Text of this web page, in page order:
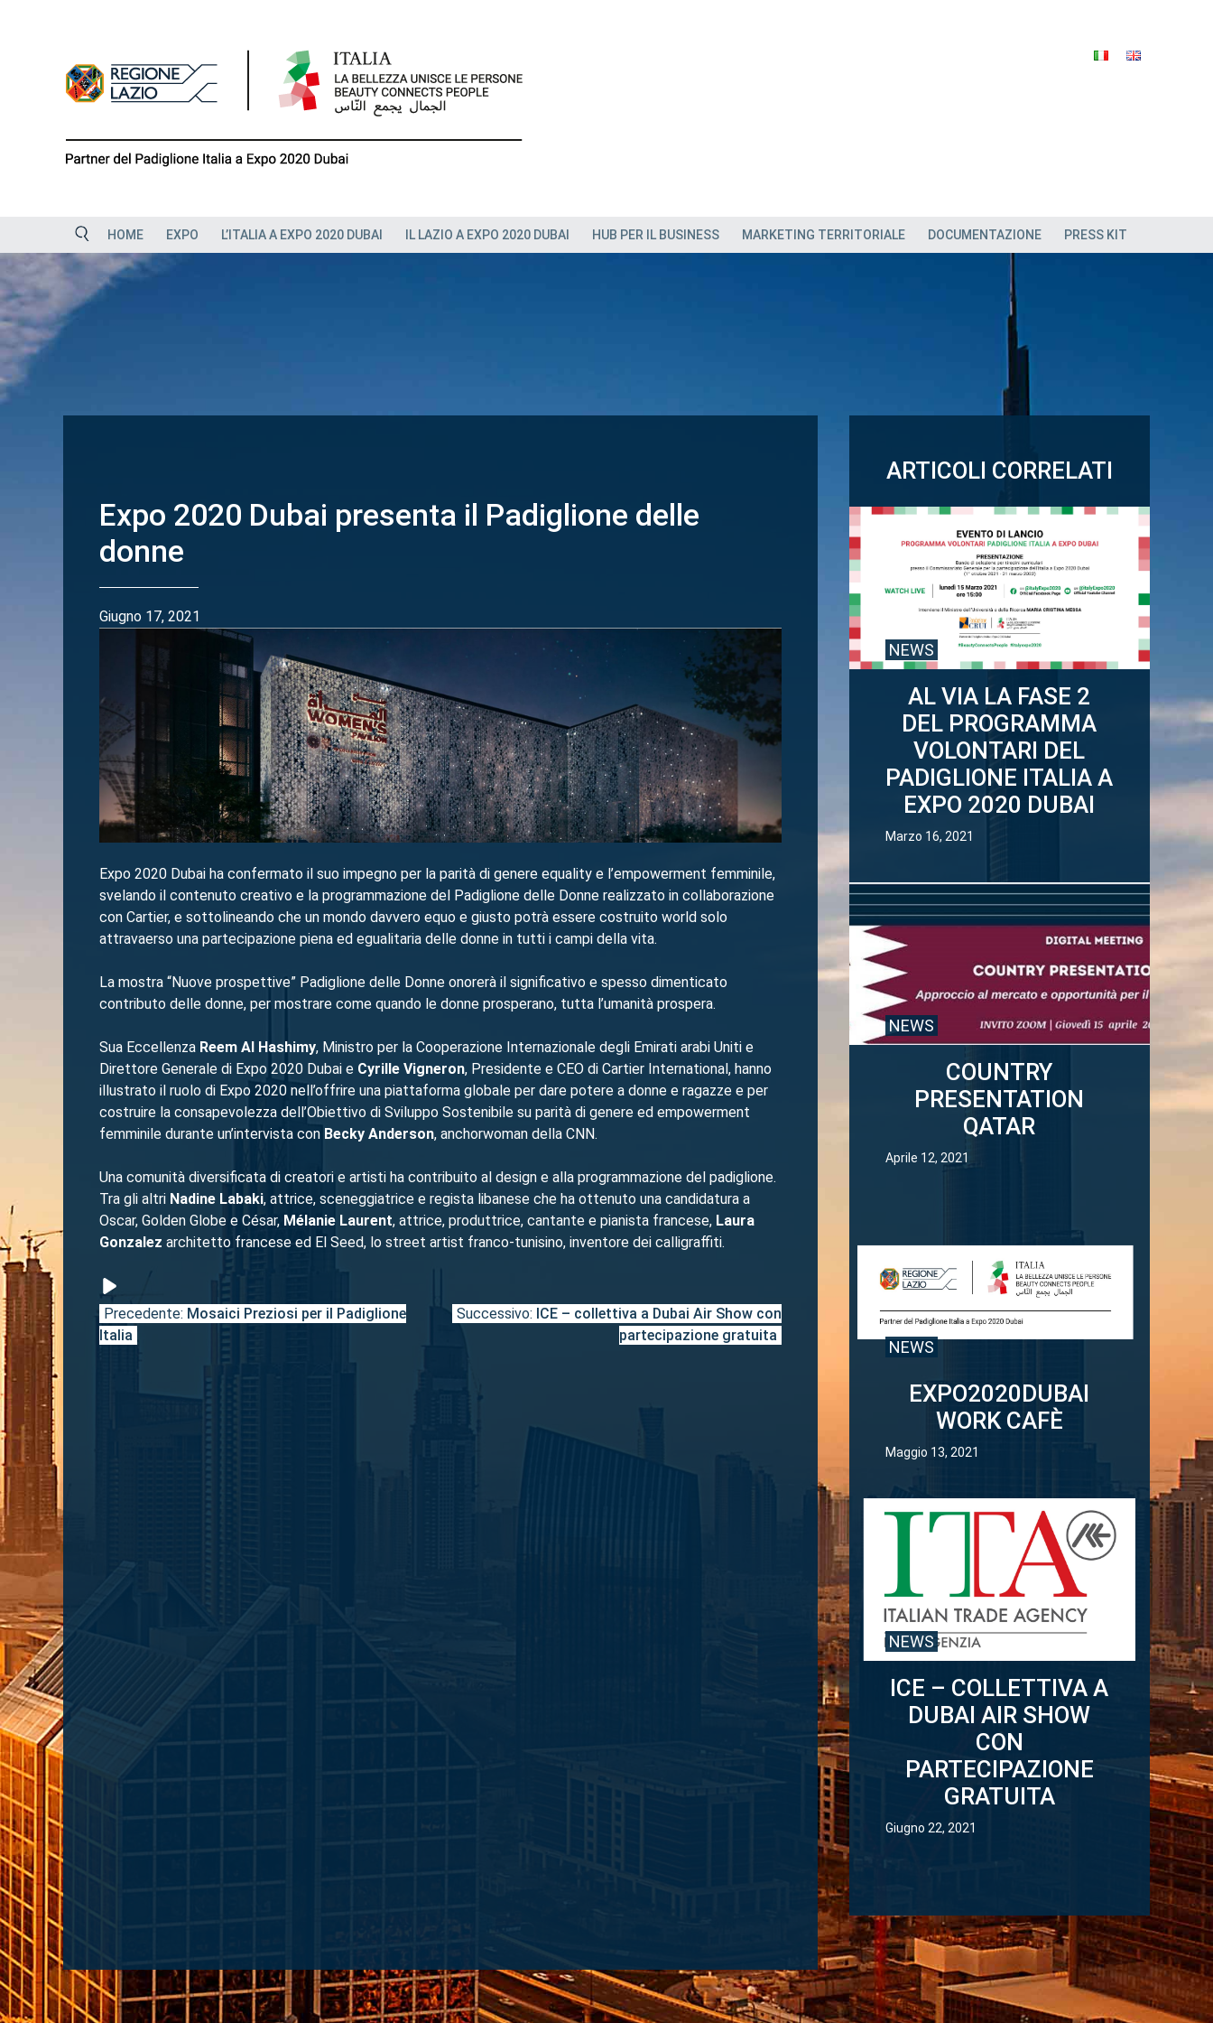
HOME EXPO L’ITALIA A EXPO 2020 DUBAI IL LAZIO A EXPO 2020 DUBAI HUB PER IL BUSINESS MARKETING TERRITORIALE DOCUMENTAZIONE PRESS KIT
Expo 2020 Dubai presenta il Padiglione delle
donne
Giugno 17, 2021
Expo 2020 Dubai ha confermato il suo impegno per la parità di genere equality e l’empowerment femminile,
svelando il contenuto creativo e la programmazione del Padiglione delle Donne realizzato in collaborazione
con Cartier, e sottolineando che un mondo davvero equo e giusto potrà essere costruito world solo
attravaerso una partecipazione piena ed egualitaria delle donne in tutti i campi della vita.
La mostra “Nuove prospettive” Padiglione delle Donne onorerà il significativo e spesso dimenticato
contributo delle donne, per mostrare come quando le donne prosperano, tutta l’umanità prospera.
Sua Eccellenza Reem Al Hashimy, Ministro per la Cooperazione Internazionale degli Emirati arabi Uniti e
Direttore Generale di Expo 2020 Dubai e Cyrille Vigneron, Presidente e CEO di Cartier International, hanno
illustrato il ruolo di Expo 2020 nell’offrire una piattaforma globale per dare potere a donne e ragazze e per
costruire la consapevolezza dell’Obiettivo di Sviluppo Sostenibile su parità di genere ed empowerment
femminile durante un’intervista con Becky Anderson, anchorwoman della CNN.
Una comunità diversificata di creatori e artisti ha contribuito al design e alla programmazione del padiglione.
Tra gli altri Nadine Labaki, attrice, sceneggiatrice e regista libanese che ha ottenuto una candidatura a
Oscar, Golden Globe e César, Mélanie Laurent, attrice, produttrice, cantante e pianista francese, Laura
Gonzalez architetto francese ed El Seed, lo street artist franco-tunisino, inventore dei calligraffiti.
Navigazione
articoli
Precedente: Mosaici Preziosi per il Padiglione
Italia
Successivo: ICE – collettiva a Dubai Air Show con
partecipazione gratuita
ARTICOLI CORRELATI
AL VIA LA FASE 2
DEL PROGRAMMA
VOLONTARI DEL
PADIGLIONE ITALIA A
EXPO 2020 DUBAI
Marzo 16, 2021
NEWS
COUNTRY
PRESENTATION
QATAR
Aprile 12, 2021
NEWS
EXPO2020DUBAI
WORK CAFÈ
Maggio 13, 2021
NEWS
ICE – COLLETTIVA A
DUBAI AIR SHOW
CON
PARTECIPAZIONE
GRATUITA
Giugno 22, 2021
NEWS